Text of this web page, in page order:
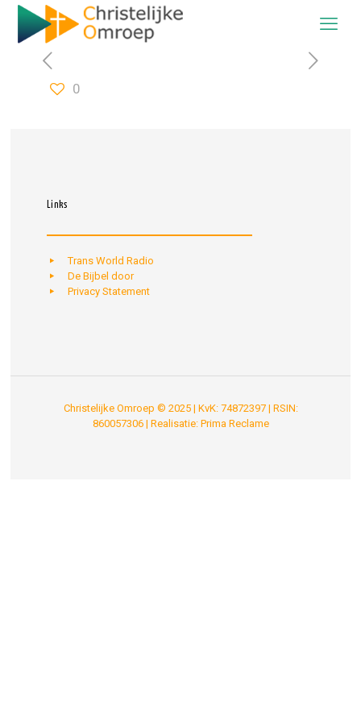
0
Links
Trans World Radio
De Bijbel door
Privacy Statement
Christelijke Omroep © 2025 | KvK: 74872397 | RSIN:
860057306 | Realisatie: Prima Reclame